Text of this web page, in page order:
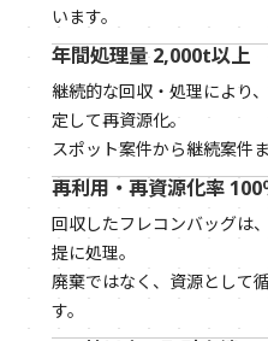
います。
年間処理量 2,000t以上
継続的な回収・処理により
定して再資源化。
スポット案件から継続案件
再利用・再資源化率 100
回収したフレコンバッグは
提に処理。
廃棄ではなく、資源として
す。